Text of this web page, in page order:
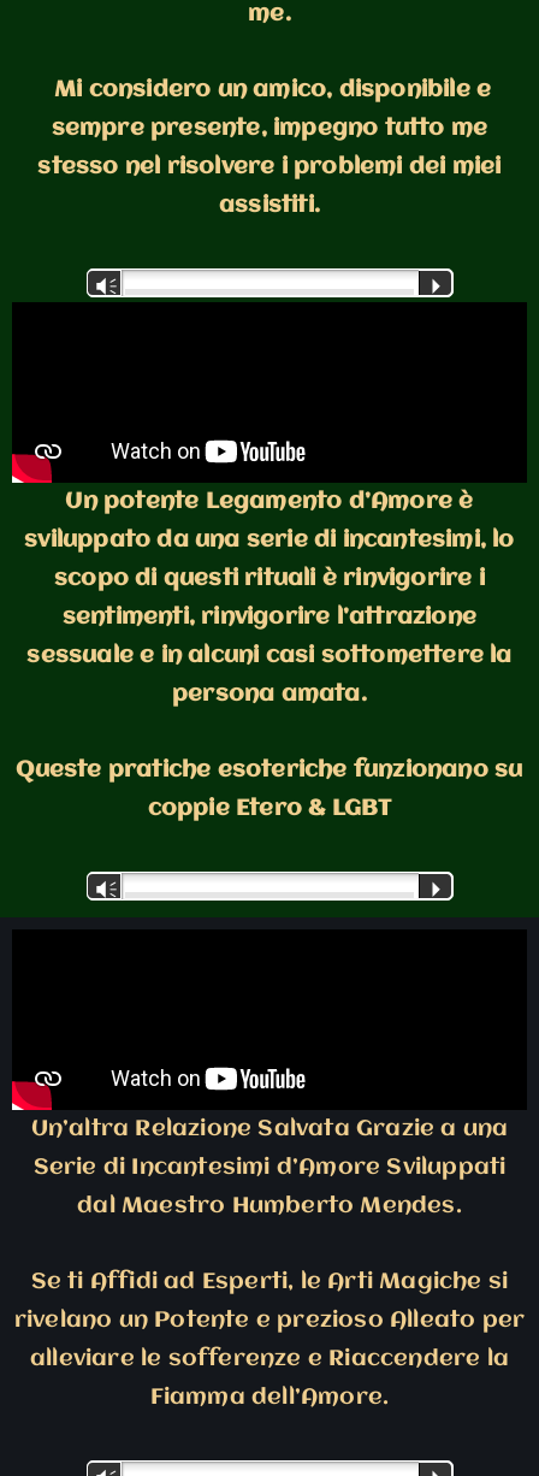
me.
Mi considero un amico, disponibile e
sempre presente, impegno tutto me
stesso nel risolvere i problemi dei miei
assistiti.
Audio
Vm P
Un potente Legamento d’Amore è
sviluppato da una serie di incantesimi, lo
scopo di questi rituali è rinvigorire i
sentimenti, rinvigorire l’attrazione
sessuale e in alcuni casi sottomettere la
persona amata.
Queste pratiche esoteriche funzionano su
coppie Etero & LGBT
Audio
Player
Vm P
Un’altra Relazione Salvata Grazie a una
Serie di Incantesimi d’Amore Sviluppati
dal Maestro Humberto Mendes.
Se ti Affidi ad Esperti, le Arti Magiche si
rivelano un Potente e prezioso Alleato per
alleviare le sofferenze e Riaccendere la
Fiamma dell’Amore.